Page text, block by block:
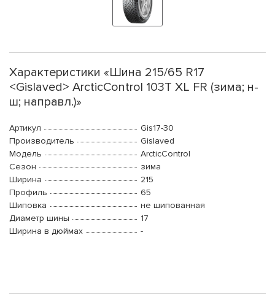
Характеристики «Шина 215/65 R17
<Gislaved> ArcticControl 103T XL FR (зима; н-
ш; направл.)»
Артикул
Gis17-30
Производитель
Gislaved
Модель
ArcticControl
Сезон
зима
Ширина
215
Профиль
65
Шиповка
не шипованная
Диаметр шины
17
Ширина в дюймах
-